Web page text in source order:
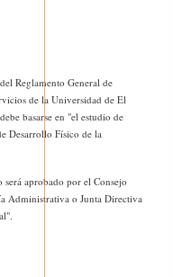
Reglamento General de
de la Universidad de El
basarse en "el estudio de
Desarrollo Físico de la
aprobado por el Consejo
Administrativa o Junta Directiva